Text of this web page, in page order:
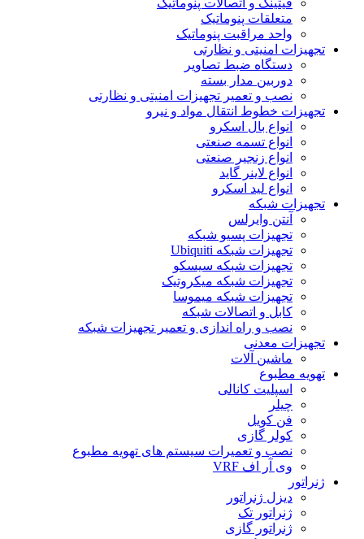
فیتینگ و اتصالات پنوماتیک
متعلقات پنوماتیک
واحد مراقبت پنوماتیک
تجهیزات امنیتی و نظارتی
دستگاه ضبط تصاویر
دوربین مدار بسته
نصب و تعمیر تجهیزات امنیتی و نظارتی
تجهیزات خطوط انتقال مواد و نیرو
انواع بال اسکرو
انواع تسمه صنعتی
انواع زنجیر صنعتی
انواع لاینر گاید
انواع لید اسکرو
تجهیزات شبکه
آنتن وایرلس
تجهیزات پسیو شبکه
تجهیزات شبکه Ubiquiti
تجهیزات شبکه سیسکو
تجهیزات شبکه میکروتیک
تجهیزات شبکه میموسا
کابل و اتصالات شبکه
نصب و راه اندازی و تعمیر تجهیزات شبکه
تجهیزات معدنی
ماشین آلات
تهویه مطبوع
اسپلیت کانالی
چیلر
فن کویل
کولر گازی
نصب و تعمیرات سیستم های تهویه مطبوع
وی آر اف VRF
ژنراتور
دیزل ژنراتور
ژنراتور تک
ژنراتور گازی